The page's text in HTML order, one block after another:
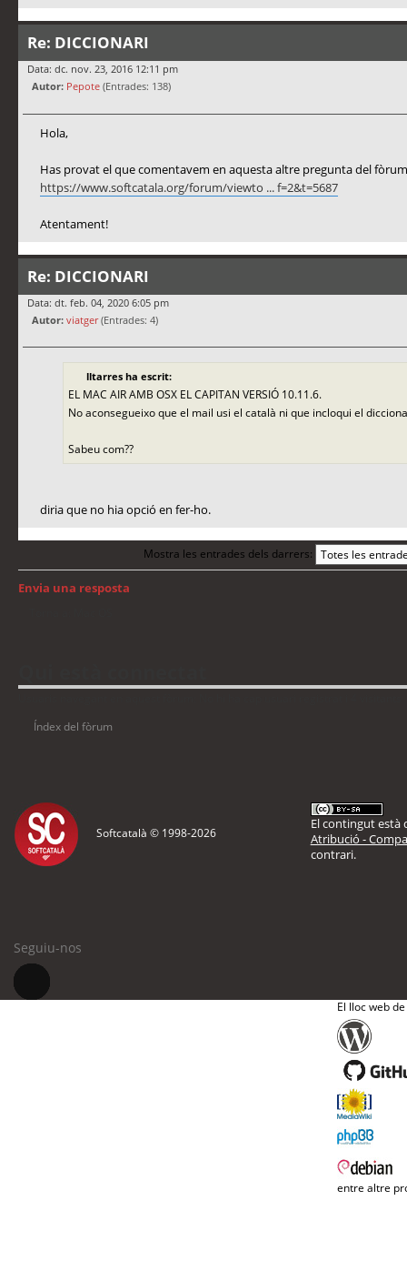
Re: DICCIONARI
Data: dc. nov. 23, 2016 12:11 pm
Autor: Pepote (Entrades: 138)
Hola,
Has provat el que comentavem en aquesta altre pregunta del
https://www.softcatala.org/forum/viewto ... f=2&t=5687
Atentament!
Re: DICCIONARI
Data: dt. feb. 04, 2020 6:05 pm
Autor: viatger(Entrades: 4)
lltarres ha escrit:
EL MAC AIR AMB OSX EL CAPITAN VERSIÓ 10.11.6.
No aconsegueixo que el mail usi el català ni que incloqui el
Sabeu com??
diria que no hia opció en fer-ho.
Mostra les entrades dels darrers:
Envia una resposta
Índex del fòrum
Softcatalà © 1998-2026
El contingut està
Atribució -
contrari.
Seguiu-nos
El lloc web
entre altre